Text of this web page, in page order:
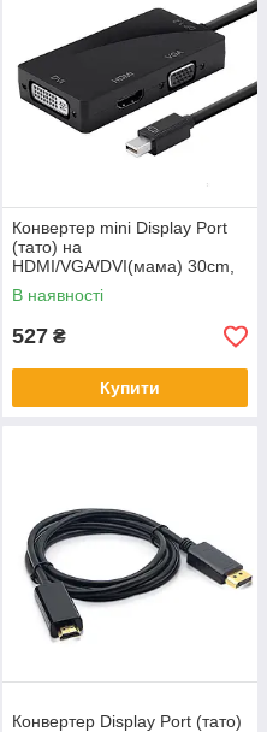
Конвертер mini Display Port
(тато) на
HDMI/VGA/DVI(мама) 30cm,
Black, 4K/2K, Пакет
В наявності
527 ₴
Купити
Конвертер Display Port (тато)